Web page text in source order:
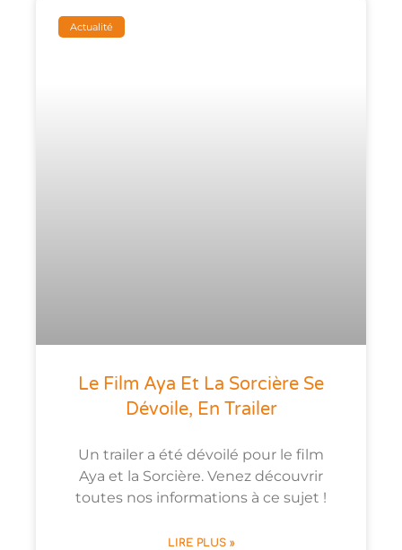
Actualité
Le Film Aya Et La Sorcière Se
Dévoile, En Trailer
Un trailer a été dévoilé pour le film
Aya et la Sorcière. Venez découvrir
toutes nos informations à ce sujet !
LIRE PLUS »